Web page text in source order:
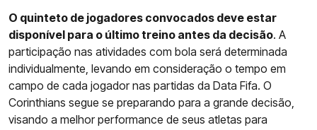
O quinteto de jogadores convocados deve estar
disponível para o último treino antes da decisão. A
participação nas atividades com bola será determinada
individualmente, levando em consideração o tempo em
campo de cada jogador nas partidas da Data Fifa. O
Corinthians segue se preparando para a grande decisão,
visando a melhor performance de seus atletas para